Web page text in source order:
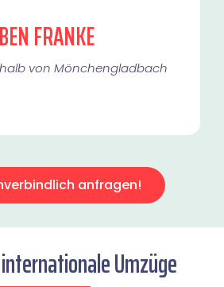
BEN FRANKE
von Mönchengladbach​
anfragen!
Umzüge